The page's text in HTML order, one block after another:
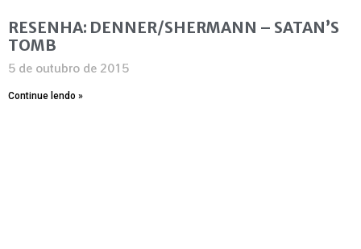
RESENHA: DENNER/SHERMANN – SATAN’S
TOMB
5 de outubro de 2015
Continue lendo »